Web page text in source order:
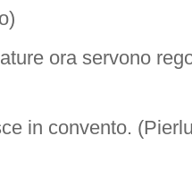
ora servono
in convento.